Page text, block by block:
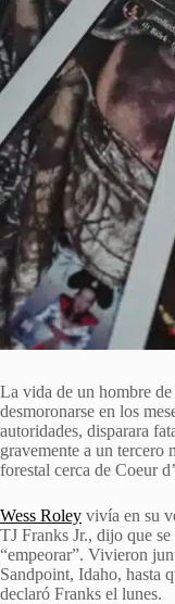
La vida de un hombre de
desmoronarse en los
autoridades, disparara
gravemente a un tercero
forestal cerca de Coeur
Wess Roley vivía en su
TJ Franks Jr., dijo que
“empeorar”. Vivieron
Sandpoint, Idaho, hasta
declaró Franks el lunes.